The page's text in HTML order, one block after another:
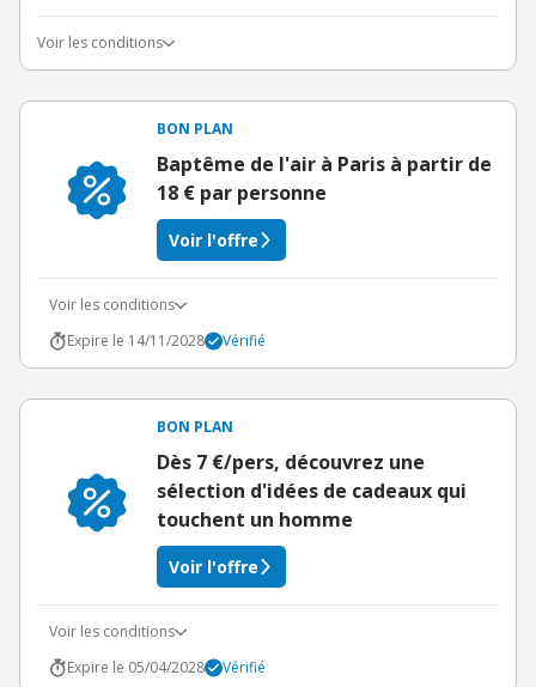
Voir les conditions
BON PLAN
Baptême de l'air à Paris à partir de
18 € par personne
Voir l'offre
Voir les conditions
Expire le 14/11/2028
Vérifié
BON PLAN
Dès 7 €/pers, découvrez une
sélection d'idées de cadeaux qui
touchent un homme
Voir l'offre
Voir les conditions
Expire le 05/04/2028
Vérifié